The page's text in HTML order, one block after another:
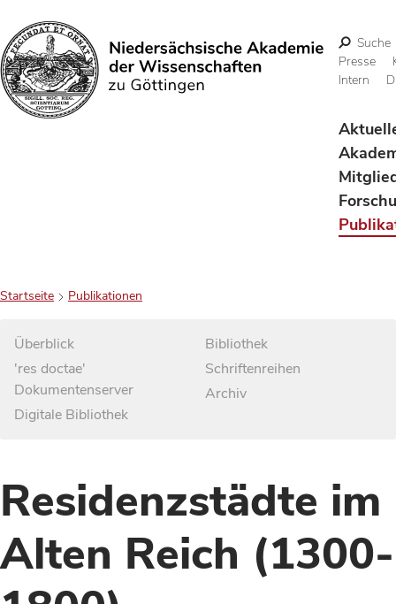
Suchen
Suche
Presse
Intern
Startseite Publikationen
Überblick
'res doctae'
Dokumentenserver
Digitale Bibliothek
Bibliothek
Schriftenreihen
Archiv
Residenzstädte im
Alten Reich (1300-